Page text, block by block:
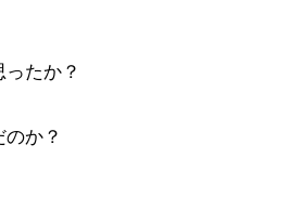
たか？
か？